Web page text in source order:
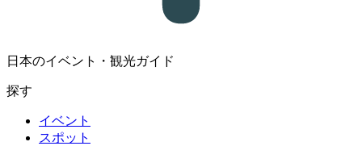
日本のイベント・観光ガイド
探す
イベント
スポット